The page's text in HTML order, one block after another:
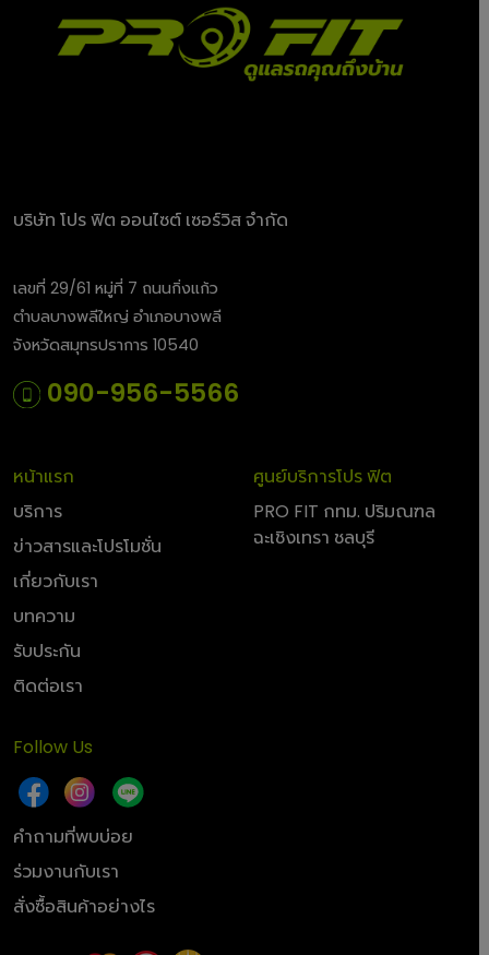
บริษัท โปร ฟิต ออนไซต์ เซอร์วิส จำกัด
เลขที่ 29/61 หมู่ที่ 7 ถนนกิ่งแก้ว
ตำบลบางพลีใหญ่ อำเภอบางพลี
จังหวัดสมุทรปราการ 10540
090-956-5566
หน้าแรก
บริการ
ข่าวสารและโปรโมชั่น
เกี่ยวกับเรา
บทความ
รับประกัน
ติดต่อเรา
ศูนย์บริการโปร ฟิต
PRO FIT กทม. ปริมณฑล
ฉะเชิงเทรา ชลบุรี
Follow Us
คำถามที่พบบ่อย
ร่วมงานกับเรา
สั่งซื้อสินค้าอย่างไร